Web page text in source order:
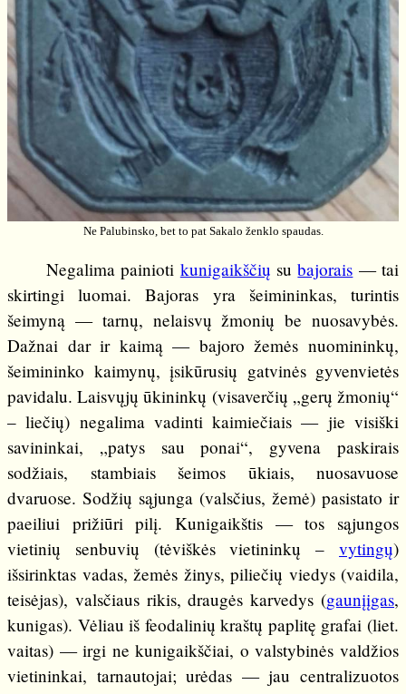
Ne Palubinsko, bet to pat Sakalo ženklo spaudas.
Negalima painioti kunigaikščių subajorais — tai
skirtingi luomai. Bajoras yra šeimininkas, turintis
šeimyną — tarnų, nelaisvų žmonių be nuosavybės.
Dažnai dar ir kaimą — bajoro žemės nuomininkų,
šeimininko kaimynų, įsikūrusių gatvinės gyvenvietės
pavidalu. Laisvųjų ūkininkų (visaverčių „gerų žmonių“
– liečių) negalima vadinti kaimiečiais — jie visiški
savininkai, „patys sau ponai“, gyvena paskirais
sodžiais, stambiais šeimos ūkiais, nuosavuose
dvaruose. Sodžių sąjunga (valsčius, žemė) pasistato ir
paeiliui prižiūri pilį. Kunigaikštis — tos sąjungos
vietinių senbuvių (tėviškės vietininkų – vytingų)
išsirinktas vadas, žemės žinys, piliečių viedys (vaidila,
teisėjas), valsčiaus rikis, draugės karvedys (gaunįįgas,
kunigas). Vėliau iš feodalinių kraštų paplitę grafai (liet.
vaitas) — irgi ne kunigaikščiai, o valstybinės valdžios
vietininkai, tarnautojai; urėdas — jau centralizuotos